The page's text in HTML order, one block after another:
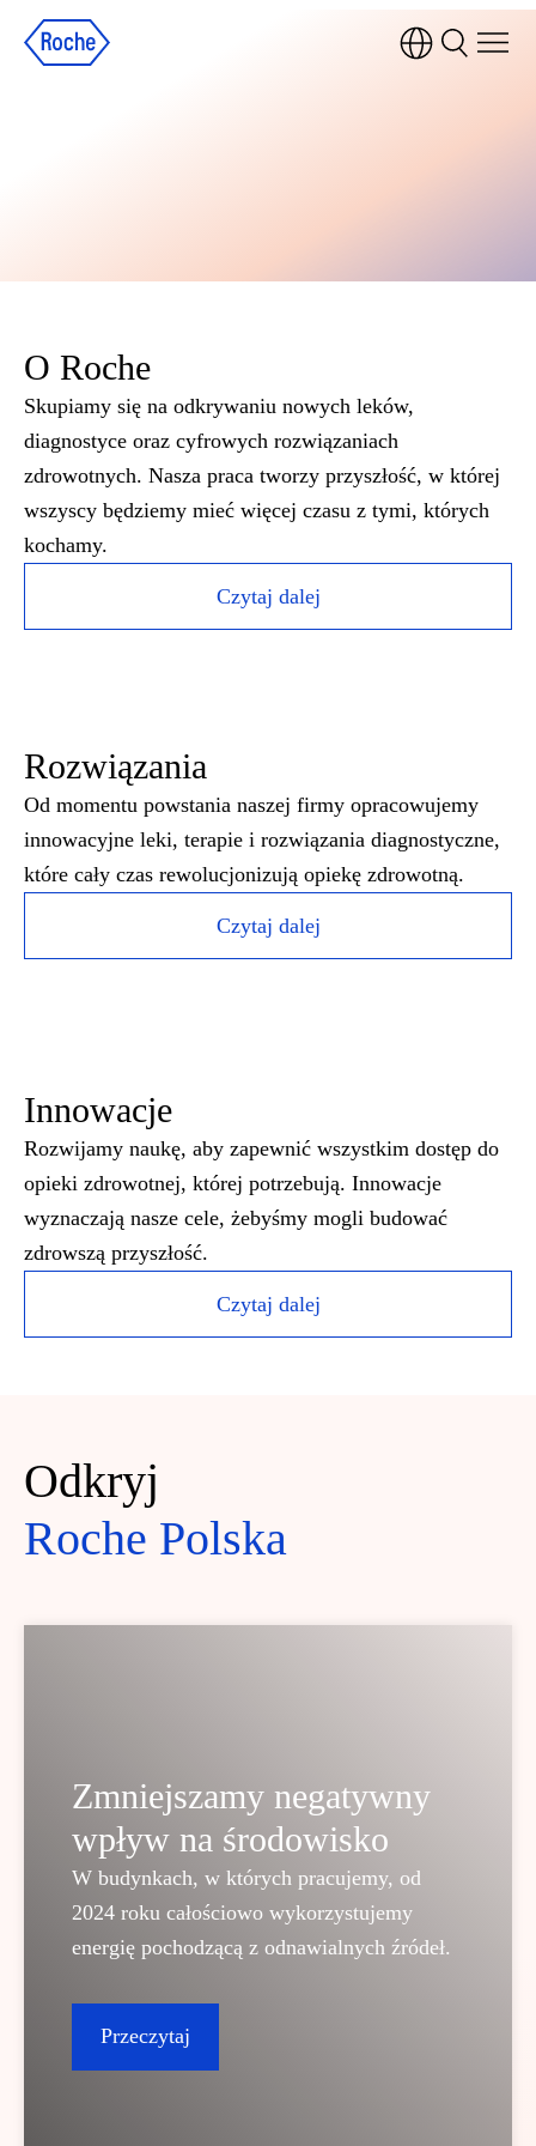
O Roche
Skupiamy się na odkrywaniu nowych leków,
diagnostyce oraz cyfrowych rozwiązaniach
zdrowotnych. Nasza praca tworzy przyszłość, w której
wszyscy będziemy mieć więcej czasu z tymi, których
kochamy.
Czytaj dalej
Rozwiązania
Od momentu powstania naszej firmy opracowujemy
innowacyjne leki, terapie i rozwiązania diagnostyczne,
które cały czas rewolucjonizują opiekę zdrowotną.
Czytaj dalej
Innowacje
Rozwijamy naukę, aby zapewnić wszystkim dostęp do
opieki zdrowotnej, której potrzebują. Innowacje
wyznaczają nasze cele, żebyśmy mogli budować
zdrowszą przyszłość.
Czytaj dalej
Odkryj
Roche Polska
Zmniejszamy negatywny
wpływ na środowisko
W budynkach, w których pracujemy, od
2024 roku całościowo wykorzystujemy
energię pochodzącą z odnawialnych źródeł.
Przeczytaj